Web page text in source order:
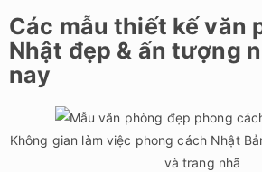
Các mẫu thiết kế văn
Nhật đẹp & ấn tượng
nay
Không gian làm việc phong cách Nhật
và trang nhã